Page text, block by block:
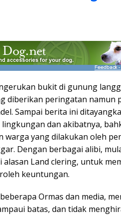
bukit di gunung
diberikan peringatan namun
Sampai berita ini
dan akibatnya,
warga yang dilakukan oleh
Dengan berbagai alibi,
alasan Land clering, untuk
keuntungan.
Ormas dan media,
batas, dan tidak